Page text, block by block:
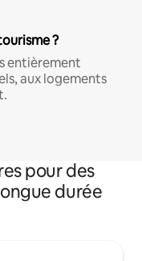
?
entièrement
aux logements
pour des
durée